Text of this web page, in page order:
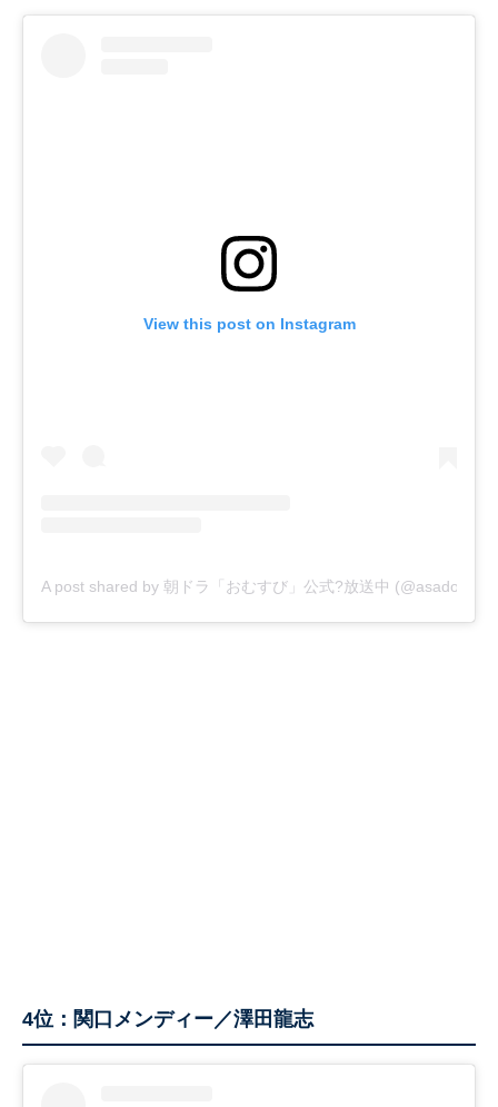
View this post on Instagram
A post shared by 朝ドラ「おむすび」公式?放送中
4位：関口メンディー／澤田龍志